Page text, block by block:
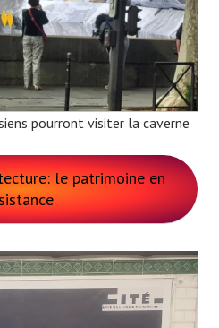
pourront visiter la caverne
le patrimoine en